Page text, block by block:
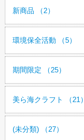
新商品 （2）
環境保全活動 （5）
期間限定 （25）
美ら海クラフト （21）
(未分類) （27）